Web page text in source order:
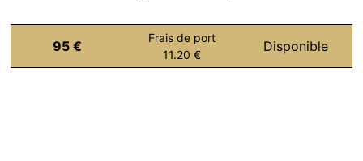
95 €
Frais de port
11.20 €
Disponible